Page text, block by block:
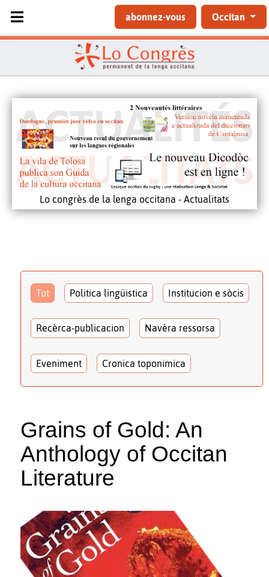
Sélectionnez votre langue
abonnez-vous Occitan
Lo congrès de la lenga occitana - Actualitats
Tot Politica lingüistica Institucion e sòcis
Recèrca-publicacion Navèra ressorsa
Eveniment Cronica toponimica
Grains of Gold: An
Anthology of Occitan
Literature